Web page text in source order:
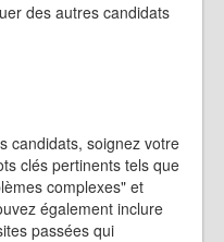
des autres candidats
candidats, soignez votre
clés pertinents tels que
complexes" et
également inclure
passées qui